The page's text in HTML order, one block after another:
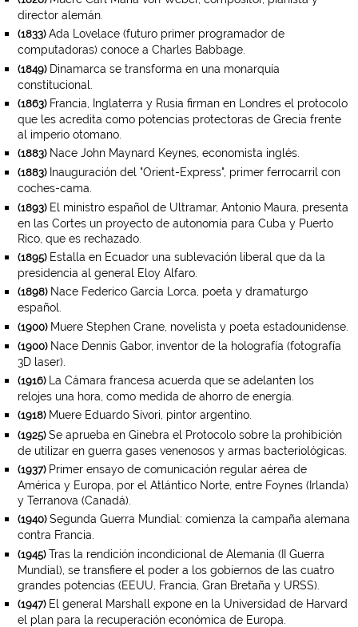
director alemán.
(1833)Ada Lovelace (futuro primer programador de
computadoras) conoce a Charles Babbage.
(1849)Dinamarca se transforma en una monarquía
constitucional.
(1863)Francia, Inglaterra y Rusia firman en Londres el protocolo
que les acredita como potencias protectoras de Grecia frente
al imperio otomano.
(1883)Nace John Maynard Keynes, economista inglés.
(1883)Inauguración del "Orient-Express", primer ferrocarril con
coches-cama.
(1893)El ministro español de Ultramar, Antonio Maura, presenta
en las Cortes un proyecto de autonomía para Cuba y Puerto
Rico, que es rechazado.
(1895)Estalla en Ecuador una sublevación liberal que da la
presidencia al general Eloy Alfaro.
(1898)Nace Federico García Lorca, poeta y dramaturgo
español.
(1900)Muere Stephen Crane, novelista y poeta estadounidense.
(1900)Nace Dennis Gabor, inventor de la holografía (fotografía
3D laser).
(1916)La Cámara francesa acuerda que se adelanten los
relojes una hora, como medida de ahorro de energía.
(1918)Muere Eduardo Sívori, pintor argentino.
(1925)Se aprueba en Ginebra el Protocolo sobre la prohibición
de utilizar en guerra gases venenosos y armas bacteriológicas.
(1937)Primer ensayo de comunicación regular aérea de
América y Europa, por el Atlántico Norte, entre Foynes (Irlanda)
y Terranova (Canadá).
(1940)Segunda Guerra Mundial: comienza la campaña alemana
contra Francia.
(1945)Tras la rendición incondicional de Alemania (II Guerra
Mundial), se transfiere el poder a los gobiernos de las cuatro
grandes potencias (EEUU, Francia, Gran Bretaña y URSS).
(1947)El general Marshall expone en la Universidad de Harvard
el plan para la recuperación económica de Europa.